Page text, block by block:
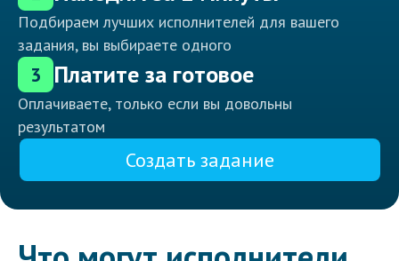
Подбираем лучших исполнителей для вашего
задания, вы выбираете одного
3 Платите за готовое
Оплачиваете, только если вы довольны
результатом
Создать задание